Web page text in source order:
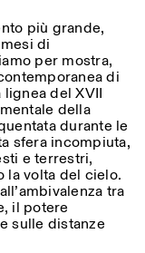
11:00-
11:00-20:00
18:00
chiuso
più grande,
di
per mostra,
di
del XVII
della
durante le
sfera incompiuta,
e terrestri,
la volta del cielo.
tra
il potere
sulle distanze